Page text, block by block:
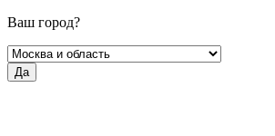
Ваш город?
Да